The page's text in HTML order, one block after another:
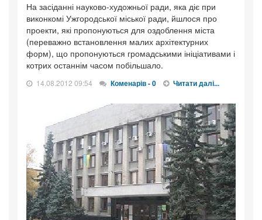
На засіданні науково-художньої ради, яка діє при
виконкомі Ужгородської міської ради, йшлося про
проекти, які пропонуються для оздоблення міста
(переважно встановлення малих архітектурних
форм), що пропонуються громадськими ініціативами і
котрих останнім часом побільшало.
14.08.2012 09:54 Коменарів - 0 Читати далі...